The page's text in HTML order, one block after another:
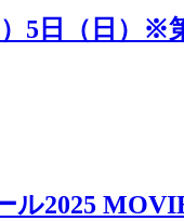
5日（日）※
2025